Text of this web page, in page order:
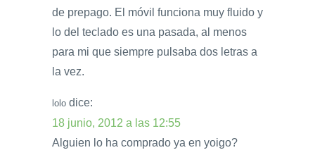
de prepago. El móvil funciona muy fluido y
lo del teclado es una pasada, al menos
para mi que siempre pulsaba dos letras a
la vez.
lolo dice:
18 junio, 2012 a las 12:55
Alguien lo ha comprado ya en yoigo?